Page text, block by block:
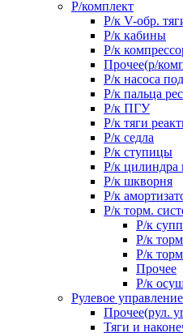
Р/комплект
Р/к V-обр.
Р/к кабины
Р/к
Прочее(р/
Р/к насоса
Р/к пальца
Р/к ПГУ
Р/к тяги
Р/к седла
Р/к ступицы
Р/к цилиндра
Р/к шкворня
Р/к
Р/к торм.
Р/к
Р/к
Р/к
Прочее
Р/к
Рулевое управление
Прочее(рул.
Тяги и